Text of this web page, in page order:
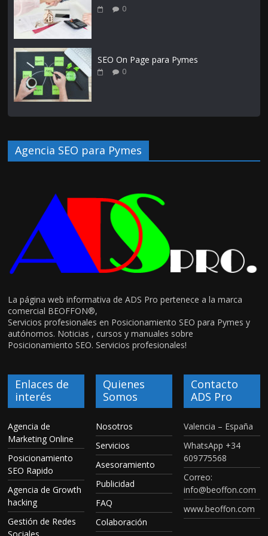
0
SEO On Page para Pymes
0
Agencia SEO para Pymes
La página web informativa de ADS Pro pertenece a la marca
comercial BEOFFON®,
Servicios profesionales en Posicionamiento SEO para Pymes y
autónomos. Noticias , cursos y manuales sobre
Posicionamiento SEO. Servicios profesionales!
Enlaces de
interés
Agencia de
Marketing Online
Posicionamiento
SEO Rapido
Agencia de Growth
hacking
Gestión de Redes
Sociales
Quienes
Somos
Nosotros
Servicios
Asesoramiento
Publicidad
FAQ
Colaboración
Contacto
ADS Pro
Valencia – España
WhatsApp +34
609775568
Correo:
info@beoffon.com
www.beoffon.com